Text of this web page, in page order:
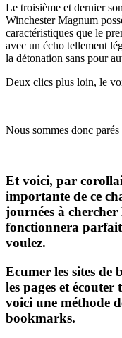
Le troisième et dernier
Winchester Magnum
caractéristiques que le
avec un écho tellement
la détonation sans pour
Deux clics plus loin, le
Nous sommes donc
Et voici, par
importante de ce
journées à
fonctionnera
voulez.
Ecumer les sites de
les pages et
voici une méthode
bookmarks.